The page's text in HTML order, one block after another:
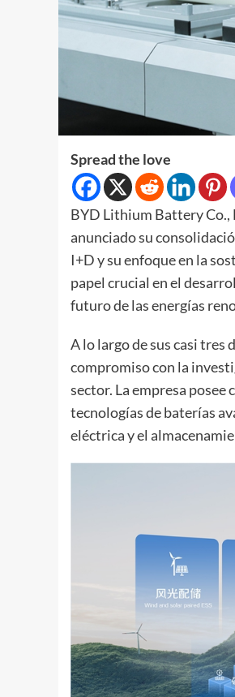
Spread the love
BYD Lithium Battery Co.,
anunciado su
I+D y su enfoque en la
papel crucial en el
futuro de las energías
A lo largo de sus casi tres
compromiso con la
sector. La empresa
tecnologías de baterías
eléctrica y el